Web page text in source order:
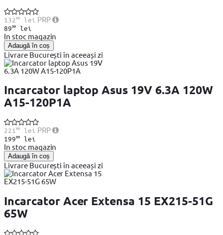
13299lei PRP
8999lei
In stoc magazin
Adaugă în coș
Livrare București în aceeași zi
Incarcator laptop Asus 19V 6.3A 120W
A15-120P1A
221 99lei PRP
19999lei
In stoc magazin
Adaugă în coș
Livrare București în aceeași zi
Incarcator Acer Extensa 15 EX215-51G
65W